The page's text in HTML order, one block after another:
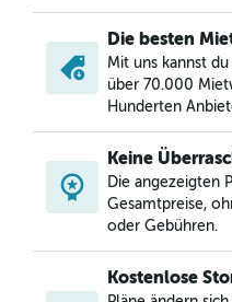
Mietwagen in Westside,
Die besten
Mit uns kannst
über 70.000
Hunderten
Keine
Die angezeigten
Gesamtpreise,
oder Gebühren.
Kostenlose